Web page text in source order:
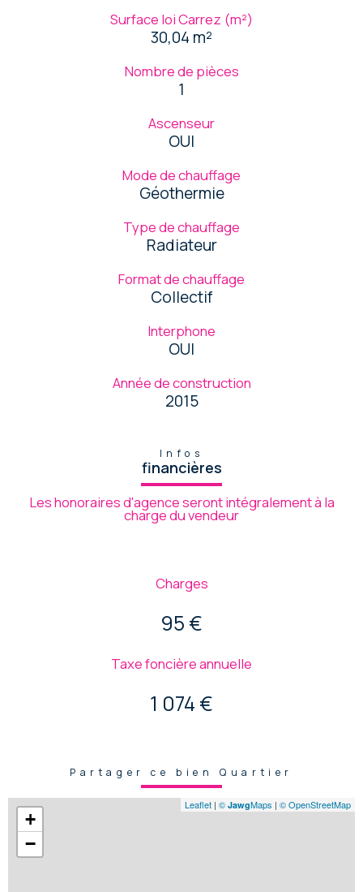
Surface loi Carrez (m²)
30,04 m²
Nombre de pièces
1
Ascenseur
OUI
Mode de chauffage
Géothermie
Type de chauffage
Radiateur
Format de chauffage
Collectif
Interphone
OUI
Année de construction
2015
Infos
financières
Les honoraires d'agence seront intégralement à la
charge du vendeur
Charges
95 €
Taxe foncière annuelle
1 074 €
Partager ce bien Quartier
+
−
Leaflet | © JawgMaps | © OpenStreetMap